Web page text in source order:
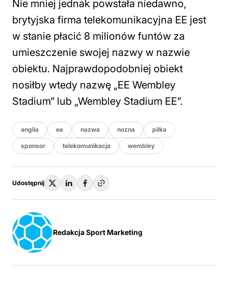
Nie mniej jednak powstała niedawno,
brytyjska firma telekomunikacyjna EE jest
w stanie płacić 8 milionów funtów za
umieszczenie swojej nazwy w nazwie
obiektu. Najprawdopodobniej obiekt
nosiłby wtedy nazwę „EE Wembley
Stadium” lub „Wembley Stadium EE”.
anglia ee nazwa nozna pilka
sponsor telekomunikacja wembley
Udostępnij
Redakcja Sport Marketing